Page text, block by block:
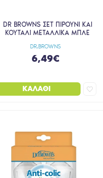
DR.BROWNS
DR BROWNS ΣΕΤ ΠΙΡΟΥΝΙ ΚΑΙ
ΚΟΥΤΑΛΙ ΜΕΤΑΛΛΙΚΑ ΜΠΛΕ
6,49€
ΚΑΛΆΘΙ